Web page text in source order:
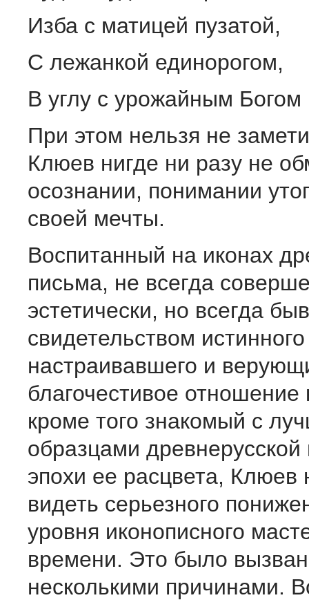
Изба с матицей пузатой,
С лежанкой единорогом,
В углу с урожайным Богом
При этом нельзя не
Клюев нигде ни разу не
осознании, понимании
своей мечты.
Воспитанный на иконах
письма, не всегда
эстетически, но всегда
свидетельством
настраивавшего и
благочестивое отношение
кроме того знакомый с
образцами древнерусской
эпохи ее расцвета, Клюев
видеть серьезного
уровня иконописного
времени. Это было
несколькими причинами.